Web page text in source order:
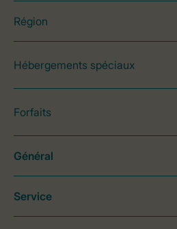
Région
Hébergements spéciaux
Forfaits
Général
Service